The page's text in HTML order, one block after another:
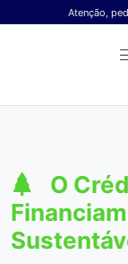
Skip to content
Atenção,
O